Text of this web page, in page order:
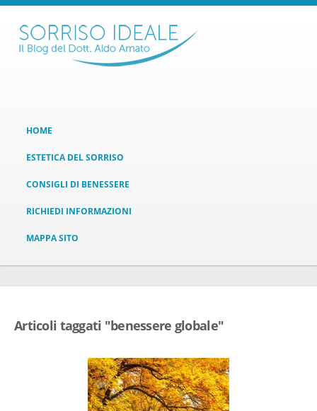
HOME
ESTETICA DEL SORRISO
CONSIGLI DI BENESSERE
RICHIEDI INFORMAZIONI
MAPPA SITO
Articoli taggati "benessere globale"